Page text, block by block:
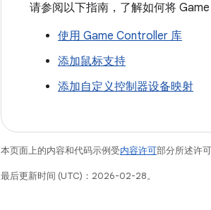
请参阅以下指南，了解如何将
使用 Game Controller 库
添加鼠标支持
添加自定义控制器设备映射
本页面上的内容和代码示例受内容许可部分所述许
最后更新时间 (UTC)：2026-02-28。